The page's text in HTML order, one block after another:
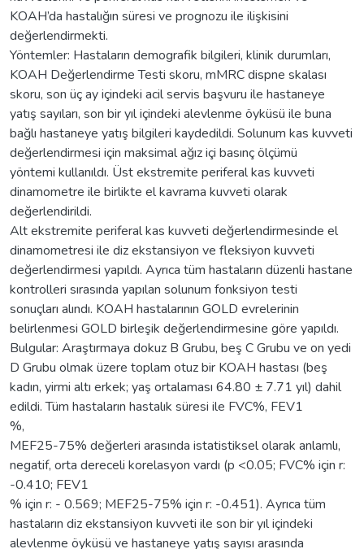
KOAH’da hastalığın süresi ve prognozu ile ilişkisini
değerlendirmekti.
Yöntemler: Hastaların demografik bilgileri, klinik durumları,
KOAH Değerlendirme Testi skoru, mMRC dispne skalası
skoru, son üç ay içindeki acil servis başvuru ile hastaneye
yatış sayıları, son bir yıl içindeki alevlenme öyküsü ile buna
bağlı hastaneye yatış bilgileri kaydedildi. Solunum kas kuvveti
değerlendirmesi için maksimal ağız içi basınç ölçümü
yöntemi kullanıldı. Üst ekstremite periferal kas kuvveti
dinamometre ile birlikte el kavrama kuvveti olarak
değerlendirildi.
Alt ekstremite periferal kas kuvveti değerlendirmesinde el
dinamometresi ile diz ekstansiyon ve fleksiyon kuvveti
değerlendirmesi yapıldı. Ayrıca tüm hastaların düzenli hastane
kontrolleri sırasında yapılan solunum fonksiyon testi
sonuçları alındı. KOAH hastalarının GOLD evrelerinin
belirlenmesi GOLD birleşik değerlendirmesine göre yapıldı.
Bulgular: Araştırmaya dokuz B Grubu, beş C Grubu ve on yedi
D Grubu olmak üzere toplam otuz bir KOAH hastası (beş
kadın, yirmi altı erkek; yaş ortalaması 64.80 ± 7.71 yıl) dahil
edildi. Tüm hastaların hastalık süresi ile FVC%, FEV1
%,
MEF25-75% değerleri arasında istatistiksel olarak anlamlı,
negatif, orta dereceli korelasyon vardı (p <0.05; FVC% için r:
-0.410; FEV1
% için r: - 0.569; MEF25-75% için r: -0.451). Ayrıca tüm
hastaların diz ekstansiyon kuvveti ile son bir yıl içindeki
alevlenme öyküsü ve hastaneye yatış sayısı arasında